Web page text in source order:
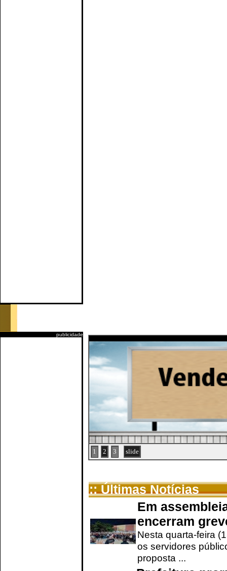
publicidade
1 2 3 slide
:: Últimas Notícias
Em
encerram
Nesta quarta-feira
os servidores
proposta ...